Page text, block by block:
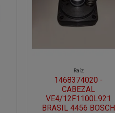
Raíz
1468374020 -
CABEZAL
VE4/12F1100L921
BRASIL 4456 BOSCH